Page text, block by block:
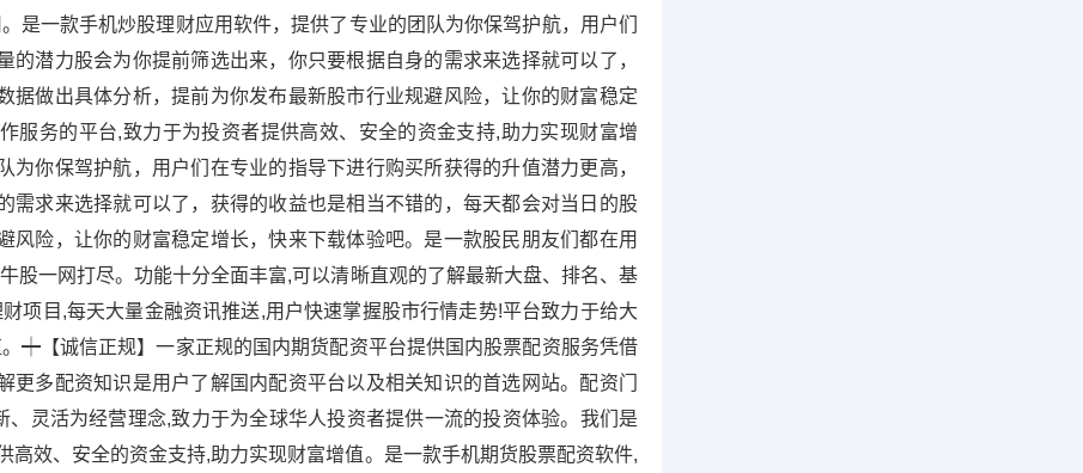
是一款手机炒股理财应用软件，提供了专业的团队为你保驾护航，用户们
潜力股会为你提前筛选出来，你只要根据自身的需求来选择就可以了，
据做出具体分析，提前为你发布最新股市行业规避风险，让你的财富稳定
服务的平台,致力于为投资者提供高效、安全的资金支持,助力实现财富增
你保驾护航，用户们在专业的指导下进行购买所获得的升值潜力更高，
需求来选择就可以了，获得的收益也是相当不错的，每天都会对当日的股
险，让你的财富稳定增长，快来下载体验吧。是一款股民朋友们都在用
股一网打尽。功能十分全面丰富,可以清晰直观的了解最新大盘、排名、基
项目,每天大量金融资讯推送,用户快速掌握股市行情走势!平台致力于给大
┿【诚信正规】一家正规的国内期货配资平台提供国内股票配资服务凭借
多配资知识是用户了解国内配资平台以及相关知识的首选网站。配资门
灵活为经营理念,致力于为全球华人投资者提供一流的投资体验。我们是
效、安全的资金支持,助力实现财富增值。是一款手机期货股票配资软件,